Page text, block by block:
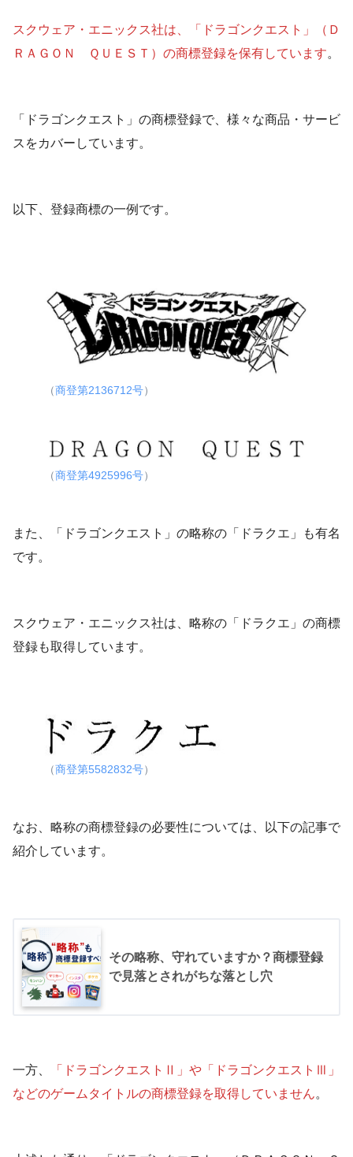
スクウェア・エニックス社は、「ドラゴンクエスト」（Ｄ
ＲＡＧＯＮ ＱＵＥＳＴ）の商標登録を保有しています。
「ドラゴンクエスト」の商標登録で、様々な商品・サービ
スをカバーしています。
以下、登録商標の一例です。
（商登第2136712号）
（商登第4925996号）
また、「ドラゴンクエスト」の略称の「ドラクエ」も有名
です。
スクウェア・エニックス社は、略称の「ドラクエ」の商標
登録も取得しています。
（商登第5582832号）
なお、略称の商標登録の必要性については、以下の記事で
紹介しています。
その略称、守れていますか？商標登録
で見落とされがちな落とし穴
一方、
「ドラゴンクエストⅡ」や「ドラゴンクエストⅢ」
などのゲームタイトルの商標登録を取得していません。